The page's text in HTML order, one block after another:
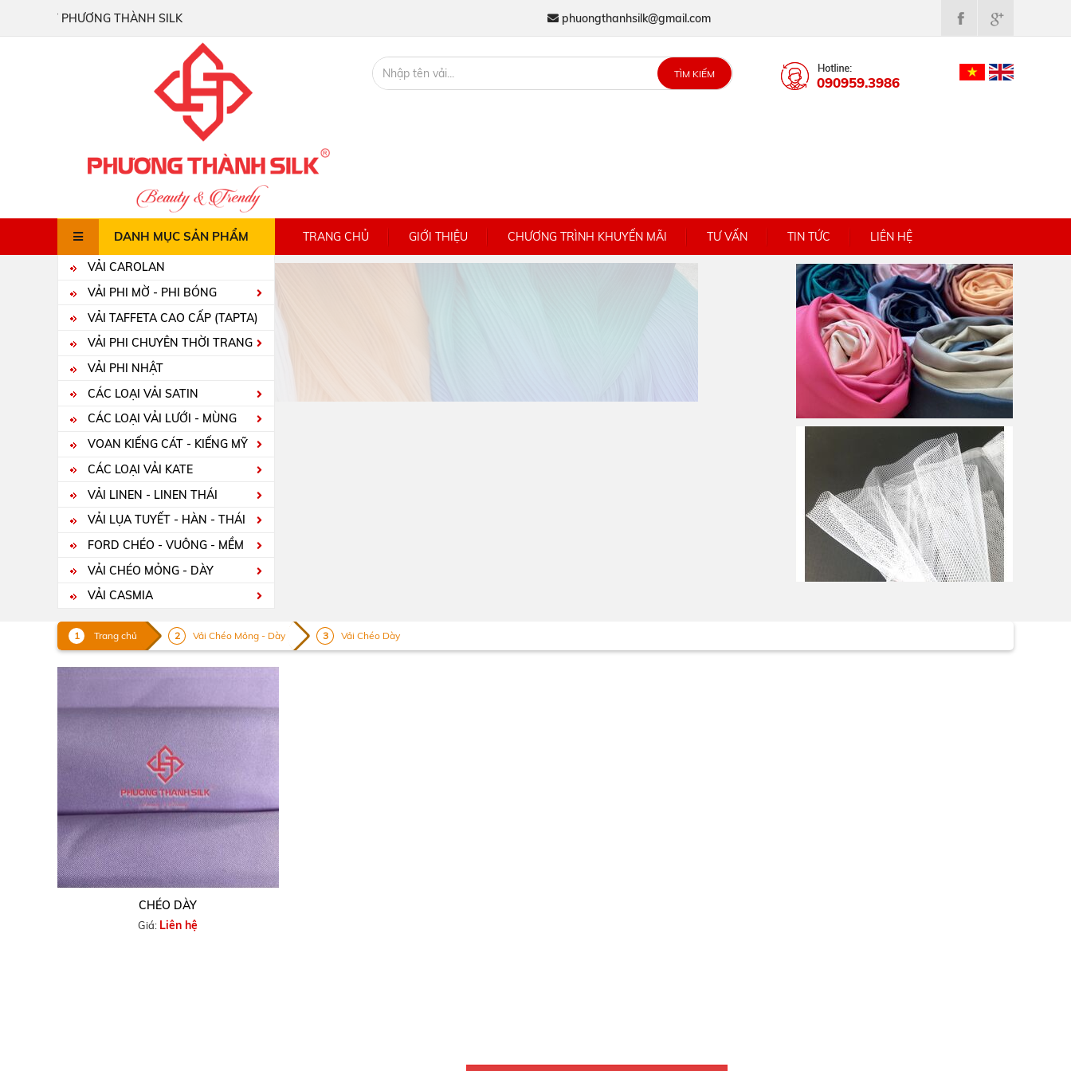
TY PHƯƠNG THÀNH SILK phuongthanhsilk@gmail.com
TÌM KIẾM
090959.3986
DANH MỤC SẢN PHẨM
VẢI CAROLAN
VẢI PHI MỜ - PHI BÓNG
VẢI TAFFETA CAO CẤP (TAPTA)
VẢI PHI CHUYÊN THỜI TRANG
VẢI PHI NHẬT
CÁC LOẠI VẢI SATIN
CÁC LOẠI VẢI LƯỚI - MÙNG
VOAN KIẾNG CÁT - KIẾNG MỸ
CÁC LOẠI VẢI KATE
VẢI LINEN - LINEN THÁI
VẢI LỤA TUYẾT - HÀN - THÁI
FORD CHÉO - VUÔNG - MỀM
VẢI CHÉO MỎNG - DÀY
VẢI CASMIA
TRANG CHỦ GIỚI THIỆU CHƯƠNG TRÌNH KHUYẾN MÃI TƯ VẤN TIN TỨC LIÊN HỆ
Trang chủ Vải Chéo Mỏng - Dày Vải Chéo Dày
CHÉO DÀY
Giá: Liên hệ